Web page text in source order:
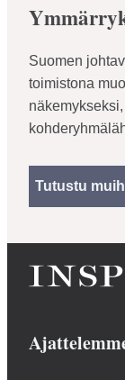
Suomen
toimistona
Tutustu